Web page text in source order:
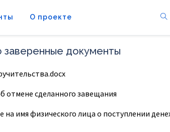
О проекте
заверенные документы
отмене сделанного завещания
на имя физического лица о поступлении